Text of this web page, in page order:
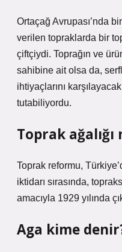
Ortaçağ Avrupası’nda
verilen topraklarda bir
çiftçiydi. Toprağın ve
sahibine ait olsa da,
ihtiyaçlarını
tutabiliyordu.
Toprak ağalığı
Toprak reformu,
iktidarı sırasında,
amacıyla 1929 yılında
Aga kime